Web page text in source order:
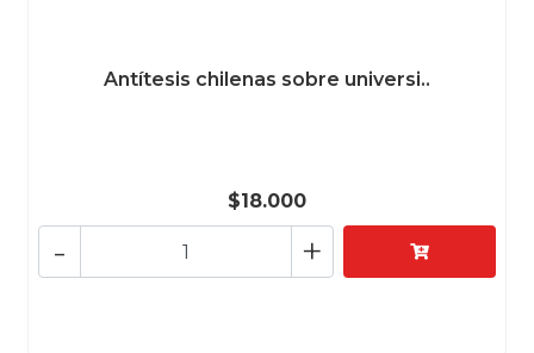
Antítesis chilenas sobre universi..
$18.000
+
-